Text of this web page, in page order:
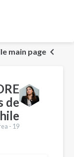
main page
de
- 19 اګست 2023